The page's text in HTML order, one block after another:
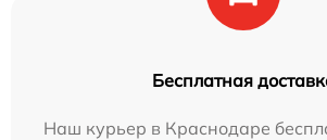
Бесплатная
Наш курьер в Краснодаре